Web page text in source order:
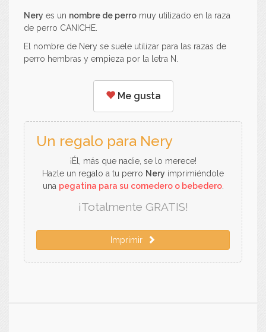
Nery es un nombre de perro muy utilizado en la raza
de perro CANICHE.
El nombre de Nery se suele utilizar para las razas de
perro hembras y empieza por la letra N.
Me gusta
Un regalo para Nery
¡Él, más que nadie, se lo merece!
Hazle un regalo a tu perro Nery imprimiéndole
una pegatina para su comedero o bebedero.
¡Totalmente GRATIS!
Imprimir